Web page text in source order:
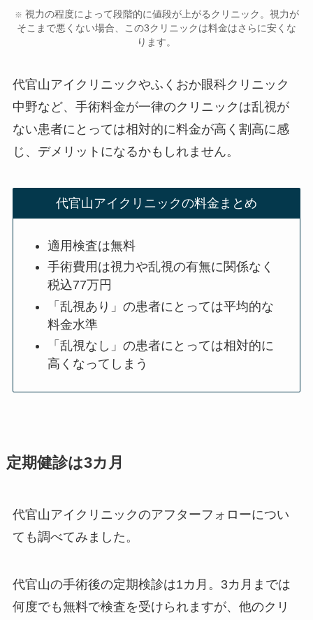
※ 視力の程度によって段階的に値段が上がるクリニック。視力が
そこまで悪くない場合、この3クリニックは料金はさらに安くな
ります。
代官山アイクリニックやふくおか眼科クリニック
中野など、手術料金が一律のクリニックは乱視が
ない患者にとっては相対的に料金が高く割高に感
じ 、デメリットになるかもしれません。
代官山アイクリニックの料金まとめ
適用検査は無料
手術費用は視力や乱視の有無に関係なく
税込77万円
「乱視あり」の患者にとっては平均的な
料金水準
「乱視なし」の患者にとっては相対的に
高くなってしまう
定期健診は3カ月
代官山アイクリニックのアフターフォローについ
ても調べてみました。
代官山の手術後の定期検診は1カ月。 3カ月までは
何度でも無料で検査を受けられますが、他のクリ